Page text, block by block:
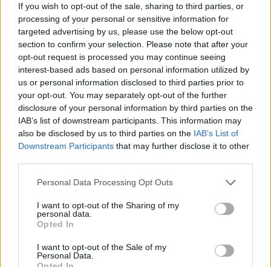
If you wish to opt-out of the sale, sharing to third parties, or
processing of your personal or sensitive information for
targeted advertising by us, please use the below opt-out
section to confirm your selection. Please note that after your
opt-out request is processed you may continue seeing
interest-based ads based on personal information utilized by
us or personal information disclosed to third parties prior to
your opt-out. You may separately opt-out of the further
disclosure of your personal information by third parties on the
IAB’s list of downstream participants. This information may
also be disclosed by us to third parties on the IAB’s List of
Downstream Participants that may further disclose it to other
Please note that this website/app uses one or more Google
not limited to your visit or usage behaviour. You may click to
grant or deny consent to Google and its third-party tags to
use your data for below specified purposes in below Google
consent section.
Personal Data Processing Opt Outs
I want to opt-out of the Sharing of my
personal data.
Opted In
I want to opt-out of the Sale of my
Personal Data.
Felhúzza a horgonyt a Winelovers:
jön a nyár legfullosabb borkóstolója
#RiverNight
Winelovers •2019. július 02.
Több mint 100 boros rendezvénnyel a háta mögött a
Winelovers folyamatosan keresi az új témákat,
helyszíneket és lehetőségeket. Ezúttal Budapest
legkomolyabb rendezvényhajójára viszik a népszerű
hétköznapi sétálókóstolót, ahol nemcsak korlátlan
étel-, bor- és pezsgőfogyasztásra készülhetnek a…